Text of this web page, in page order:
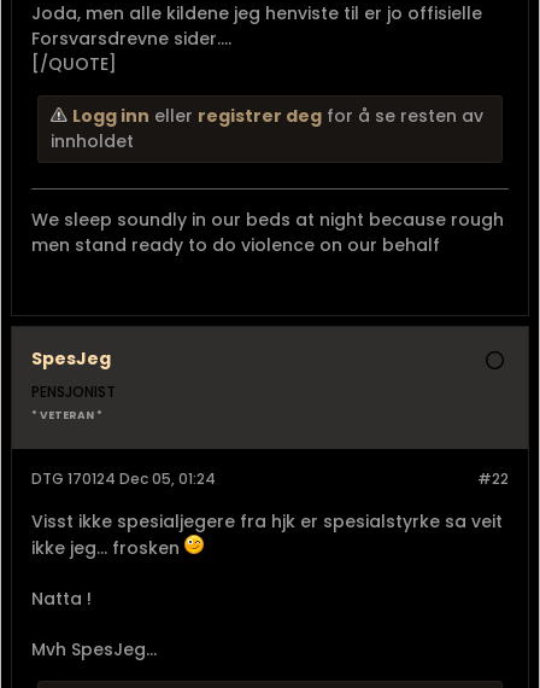
Joda, men alle kildene jeg henviste til er jo offisielle
Forsvarsdrevne sider....
[/QUOTE]
Logg inn eller registrer deg for å se resten av
innholdet
We sleep soundly in our beds at night because rough
men stand ready to do violence on our behalf
SpesJeg
PENSJONIST
* VETERAN *
#22
DTG 170124 Dec 05, 01:24
Visst ikke spesialjegere fra hjk er spesialstyrke sa veit
ikke jeg... frosken
Natta !
Mvh SpesJeg...